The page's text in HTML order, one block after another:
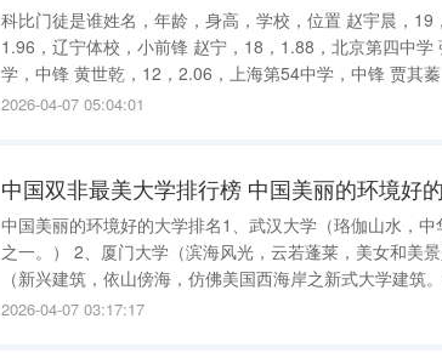
科比门徒是谁姓名，年龄，身高，学校，位置 赵宇晨，19
1.96，辽宁体校，小前锋 赵宁，18，1.88，北京第四中
学，中锋 黄世乾，12，2.06，上海第54中学，中锋 贾其
张恒山，17，1.88，北京密云第二中学 杨大鹏，14，1.96
2026-04-07 05:04:01
中国双非最美大学排行榜 中国美丽的环境好
中国美丽的环境好的大学排名1、武汉大学（珞伽山水，
之一。） 2、厦门大学（滨海风光，云若蓬莱，美女和美
（新兴建筑，依山傍海，仿佛美国西海岸之新式大学建筑
一景；燕园之美，存诸未名一湖。） 5、清华大学（水木
2026-04-07 03:17:17